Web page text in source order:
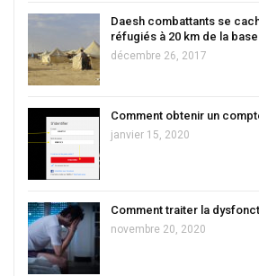
Daesh combattants se
réfugiés à 20 km de la
décembre 26, 2017
Comment obtenir un
janvier 15, 2020
Comment traiter la
novembre 20, 2020